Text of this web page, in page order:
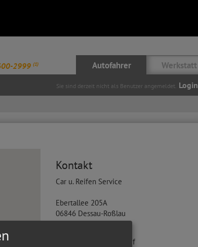
2999 (1) Autofahrer Werkstatt
Sie sind derzeit nicht als Benutzer angemeldet. Login
Kontakt
Car u. Reifen Service
Ebertallee 205A
06846 Dessau-Roßlau
auf